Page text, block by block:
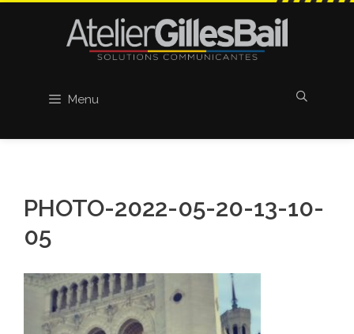
Menu
PHOTO-2022-05-20-13-10-
05